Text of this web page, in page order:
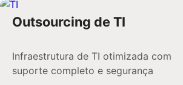
Outsourcing de TI
Infraestrutura de TI otimizada com
suporte completo e segurança